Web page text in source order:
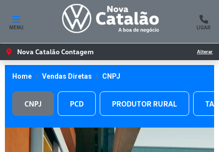
MENU LIGAR
Nova Catalão Contagem Alterar
Home Vendas Diretas CNPJ
CNPJ PCD PRODUTOR RURAL